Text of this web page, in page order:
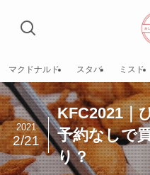
マクドナルド スタバ ミスド
KFC2021｜
予約なしで
り？
2021
2/21